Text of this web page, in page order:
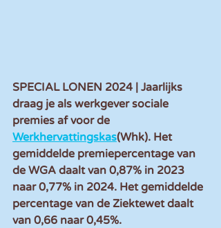
SPECIAL LONEN 2024 | Jaarlijks
draag je als werkgever sociale
premies af voor de
Werkhervattingskas(Whk). Het
gemiddelde premiepercentage van
de WGA daalt van 0,87% in 2023
naar 0,77% in 2024. Het gemiddelde
percentage van de Ziektewet daalt
van 0,66 naar 0,45%.